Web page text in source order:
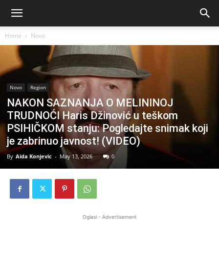
Home Novo
Novo Region
NAKON SAZNANJA O MELININOJ
TRUDNOĆI Haris Džinović u teškom
PSIHIČKOM stanju: Pogledajte snimak koji
je zabrinuo javnost! (VIDEO)
By Aida Konjevic - May 13, 2026 0
Oglasi - Advertisement